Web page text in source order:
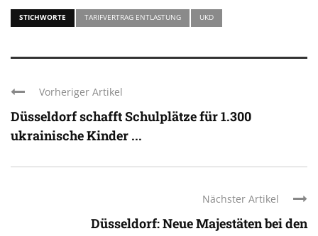
STICHWORTE TARIFVERTRAG ENTLASTUNG UKD
Vorheriger Artikel
Düsseldorf schafft Schulplätze für 1.300
ukrainische Kinder ...
Nächster Artikel
Düsseldorf: Neue Majestäten bei den